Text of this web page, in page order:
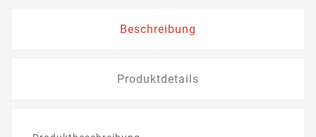
Beschreibung
Produktdetails